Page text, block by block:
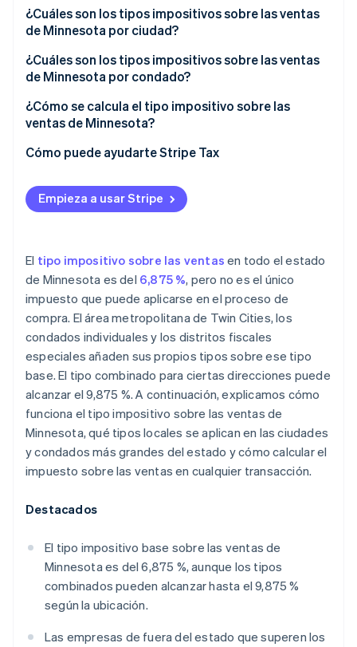
Rango del impuesto sobre las ventas de Minnesota
en 2026
¿Cuáles son los tipos impositivos sobre las ventas
de Minnesota por ciudad?
¿Cuáles son los tipos impositivos sobre las ventas
de Minnesota por condado?
¿Cómo se calcula el tipo impositivo sobre las
ventas de Minnesota?
Cómo puede ayudarte Stripe Tax
Empieza a usar Stripe
El tipo impositivo sobre las ventas en todo el estado
de Minnesota es del 6,875 %, pero no es el único
impuesto que puede aplicarse en el proceso de
compra. El área metropolitana de Twin Cities, los
condados individuales y los distritos fiscales
especiales añaden sus propios tipos sobre ese tipo
base. El tipo combinado para ciertas direcciones puede
alcanzar el 9,875 %. A continuación, explicamos cómo
funciona el tipo impositivo sobre las ventas de
Minnesota, qué tipos locales se aplican en las ciudades
y condados más grandes del estado y cómo calcular el
impuesto sobre las ventas en cualquier transacción.
Destacados
El tipo impositivo base sobre las ventas de
Minnesota es del 6,875 %, aunque los tipos
combinados pueden alcanzar hasta el 9,875 %
según la ubicación.
Las empresas de fuera del estado que superen los